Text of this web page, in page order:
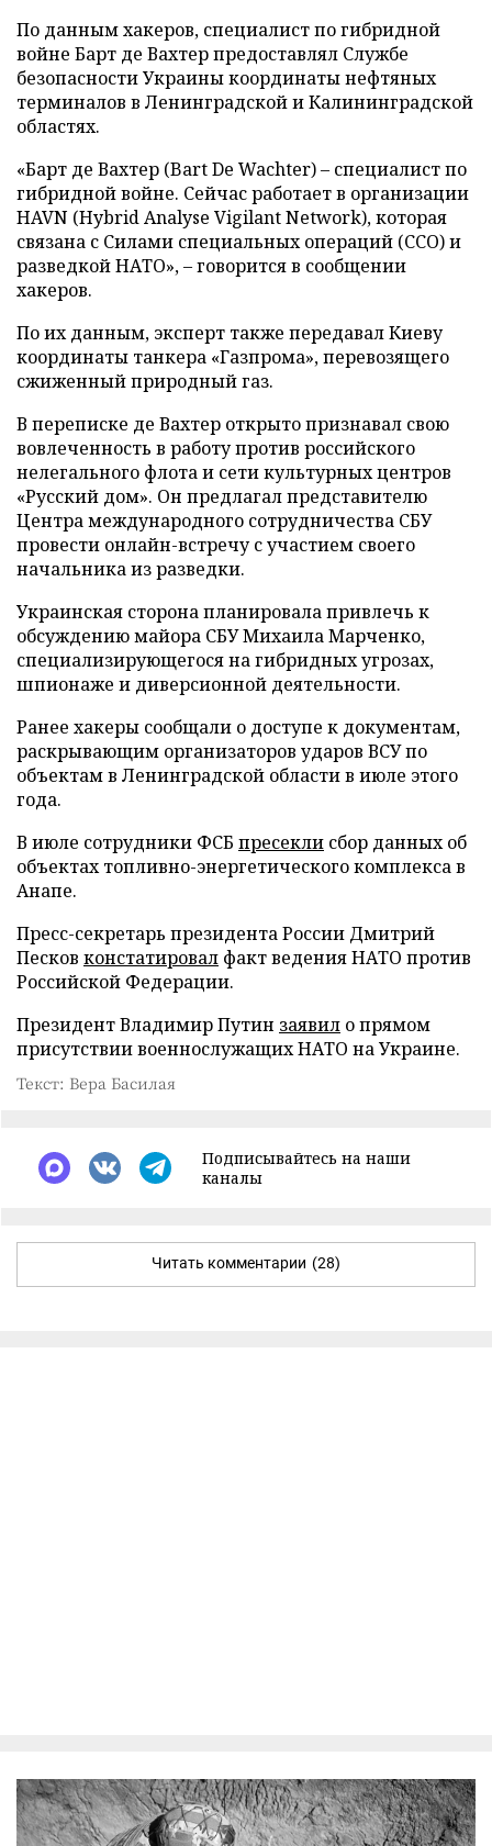
По данным хакеров, специалист по гибридной
войне Барт де Вахтер предоставлял Службе
безопасности Украины координаты нефтяных
терминалов в Ленинградской и Калининградской
областях.
«Барт де Вахтер (Bart De Wachter) – специалист по
гибридной войне. Сейчас работает в организации
HAVN (Hybrid Analyse Vigilant Network), которая
связана с Силами специальных операций (ССО) и
разведкой НАТО», – говорится в сообщении
хакеров.
По их данным, эксперт также передавал Киеву
координаты танкера «Газпрома», перевозящего
сжиженный природный газ.
В переписке де Вахтер открыто признавал свою
вовлеченность в работу против российского
нелегального флота и сети культурных центров
«Русский дом». Он предлагал представителю
Центра международного сотрудничества СБУ
провести онлайн-встречу с участием своего
начальника из разведки.
Украинская сторона планировала привлечь к
обсуждению майора СБУ Михаила Марченко,
специализирующегося на гибридных угрозах,
шпионаже и диверсионной деятельности.
Ранее хакеры сообщали о доступе к документам,
раскрывающим организаторов ударов ВСУ по
объектам в Ленинградской области в июле этого
года.
В июле сотрудники ФСБ пресекли сбор данных об
объектах топливно-энергетического комплекса в
Анапе.
Пресс-секретарь президента России Дмитрий
Песков констатировал факт ведения НАТО против
Российской Федерации.
Президент Владимир Путин заявил о прямом
присутствии военнослужащих НАТО на Украине.
Текст: Вера Басилая
Подписывайтесь на наши
каналы
Читать комментарии (28)